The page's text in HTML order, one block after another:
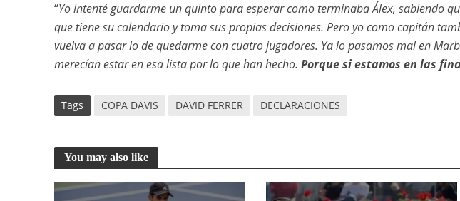
“Yo intenté guardarme un quinto para esperar como terminaba Álex, sabiendo
que tiene su calendario y toma sus propias decisiones. Pero yo como capitán
vuelva a pasar lo de quedarme con cuatro jugadores. Ya lo pasamos mal en
merecían estar en esa lista por lo que han hecho. Porque si estamos en las
Tags COPA DAVIS DAVID FERRER DECLARACIONES
You may also like